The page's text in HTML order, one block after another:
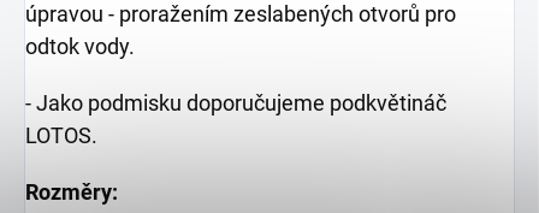
úpravou - proražením zeslabených otvorů pro
odtok vody.
- Jako podmisku doporučujeme podkvětináč
LOTOS.
Rozměry: